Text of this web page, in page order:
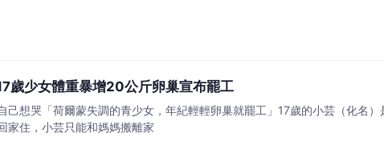
歲少女體重暴增20公斤卵巢宣布罷工
己想哭「荷爾蒙失調的青少女，年紀輕輕卵巢就罷工」17歲的小芸（化名
家住，小芸只能和媽媽搬離家